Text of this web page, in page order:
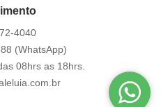
4040
(WhatsApp)
08hrs as 18hrs.